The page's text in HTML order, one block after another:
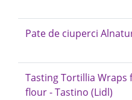
Pate de ciuperci
Tasting Tortillia Wraps
flour - Tastino (Lidl)